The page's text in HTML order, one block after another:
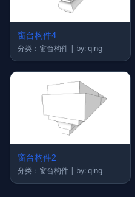
窗台构件4
分类：窗台构件 | by: qing
窗台构件2
分类：窗台构件 | by: qing